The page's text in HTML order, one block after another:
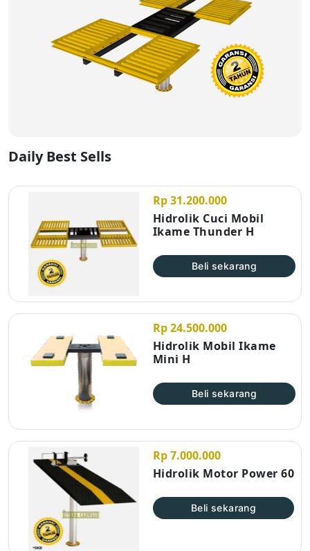
Daily Best Sells
Rp 31.200.000
Hidrolik Cuci Mobil
Ikame Thunder H
Beli sekarang
Rp 24.500.000
Hidrolik Mobil Ikame
Mini H
Beli sekarang
Rp 7.000.000
Hidrolik Motor Power 60
Beli sekarang